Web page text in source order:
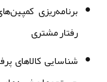
برنامه‌ریزی
رفتار مشتری
شناسایی کالاهای